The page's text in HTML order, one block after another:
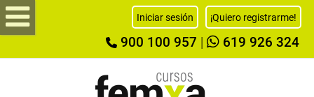
Iniciar sesión ¡Quiero registrarme!
900 100 957 619 926 324